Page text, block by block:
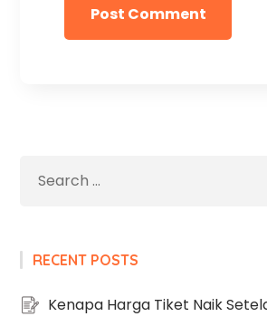
RECENT POSTS
Kenapa Harga Tiket Naik